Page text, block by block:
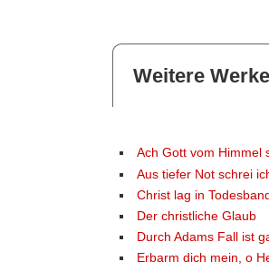
Weitere
Ach Gott vom Himmel
Aus tiefer Not schrei
Christ lag in
Der christliche Glaub
Durch Adams Fall ist
Erbarm dich mein, o